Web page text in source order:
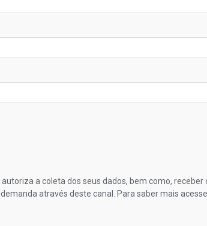
autoriza a coleta dos seus dados, bem como,
através deste canal. Para saber mais